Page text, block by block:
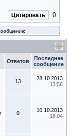
Цитировать 0
Ответов
Последнее
сообщение
13
28.10.2013
13:56
0
10.10.2013
18:04